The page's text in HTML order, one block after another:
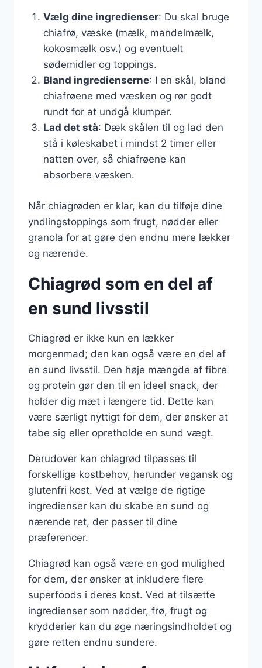
Vælg dine ingredienser: Du skal bruge
chiafrø, væske (mælk, mandelmælk,
kokosmælk osv.) og eventuelt
sødemidler og toppings.
Bland ingredienserne: I en skål, bland
chiafrøene med væsken og rør godt
rundt for at undgå klumper.
Lad det stå: Dæk skålen til og lad den
stå i køleskabet i mindst 2 timer eller
natten over, så chiafrøene kan
absorbere væsken.
Når chiagrøden er klar, kan du tilføje dine
yndlingstoppings som frugt, nødder eller
granola for at gøre den endnu mere lækker
og nærende.
Chiagrød som en del af
en sund livsstil
Chiagrød er ikke kun en lækker
morgenmad; den kan også være en del af
en sund livsstil. Den høje mængde af fibre
og protein gør den til en ideel snack, der
holder dig mæt i længere tid. Dette kan
være særligt nyttigt for dem, der ønsker at
tabe sig eller opretholde en sund vægt.
Derudover kan chiagrød tilpasses til
forskellige kostbehov, herunder vegansk og
glutenfri kost. Ved at vælge de rigtige
ingredienser kan du skabe en sund og
nærende ret, der passer til dine
præferencer.
Chiagrød kan også være en god mulighed
for dem, der ønsker at inkludere flere
superfoods i deres kost. Ved at tilsætte
ingredienser som nødder, frø, frugt og
krydderier kan du øge næringsindholdet og
gøre retten endnu sundere.